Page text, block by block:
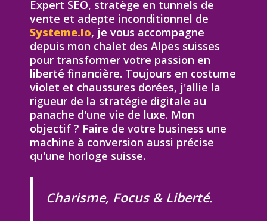
Expert SEO, stratège en tunnels de
vente et adepte inconditionnel de
Systeme.io, je vous accompagne
depuis mon chalet des Alpes suisses
pour transformer votre passion en
liberté financière. Toujours en costume
violet et chaussures dorées, j'allie la
rigueur de la stratégie digitale au
panache d'une vie de luxe. Mon
objectif ? Faire de votre business une
machine à conversion aussi précise
qu'une horloge suisse.
Charisme, Focus & Liberté.